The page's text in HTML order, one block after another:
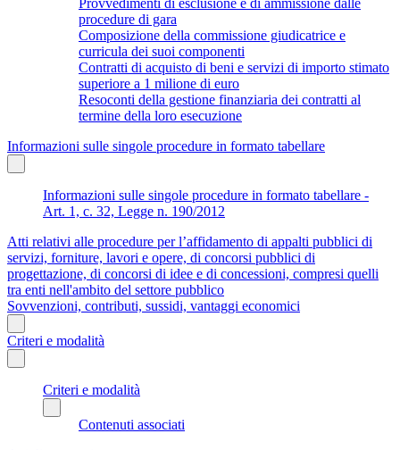
procedure di gara
Composizione della commissione giudicatrice e
curricula dei suoi componenti
Contratti di acquisto di beni e servizi di importo stimato
superiore a 1 milione di euro
Resoconti della gestione finanziaria dei contratti al
termine della loro esecuzione
Informazioni sulle singole procedure in formato tabellare
Informazioni sulle singole procedure in formato tabellare -
Art. 1, c. 32, Legge n. 190/2012
Atti relativi alle procedure per l’affidamento di appalti pubblici di
servizi, forniture, lavori e opere, di concorsi pubblici di
progettazione, di concorsi di idee e di concessioni, compresi quelli
tra enti nell'ambito del settore pubblico
Sovvenzioni, contributi, sussidi, vantaggi economici
Criteri e modalità
Criteri e modalità
Contenuti associati